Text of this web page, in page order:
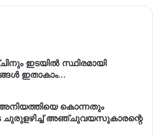
ഇടയിൽ സ്ഥിരമായി
ഇതാകാം…
കൊന്നതും
ചുരുളഴിച്ച് അഞ്ചുവയസുകാരന്റെ